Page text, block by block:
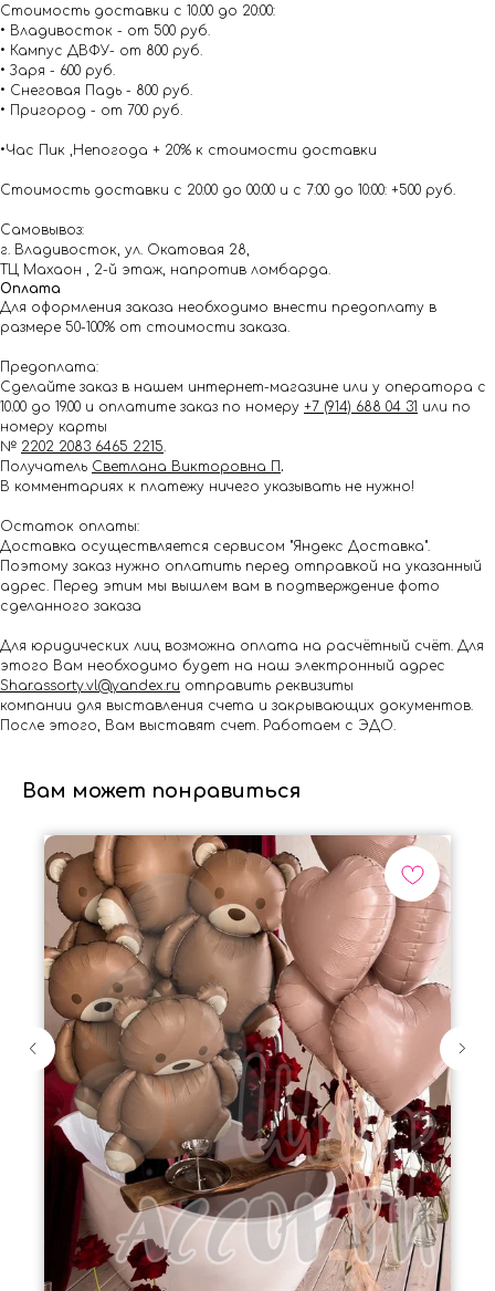
Стоимость доставки с 10.00 до 20:00:
• Владивосток - от 500 руб.
• Кампус ДВФУ- от 800 руб.
• Заря - 600 руб.
• Снеговая Падь - 800 руб.
• Пригород - от 700 руб.
•Час Пик ,Непогода + 20% к стоимости доставки
Стоимость доставки с 20:00 до 00:00 и с 7:00 до 10:00: +500 руб.
Самовывоз:
г. Владивосток, ул. Окатовая 28,
ТЦ Махаон , 2-й этаж, напротив ломбарда.
Оплата
Для оформления заказа необходимо внести предоплату в
размере 50-100% от стоимости заказа.
Предоплата:
Сделайте заказ в нашем интернет-магазине или у оператора с
10.00 до 19.00 и оплатите заказ по номеру +7 (914) 688 04 31 или по
номеру карты
№ 2202 2083 6465 2215.
Получатель Светлана Викторовна П .
В комментариях к платежу ничего указывать не нужно!
Остаток оплаты:
Доставка осуществляется сервисом "Яндекс Доставка".
Поэтому заказ нужно оплатить перед отправкой на указанный
адрес. Перед этим мы вышлем вам в подтверждение фото
сделанного заказа
Для юридических лиц возможна оплата на расчётный счёт. Для
этого Вам необходимо будет на наш электронный адрес
Shar.assorty.vl@yandex.ru отправить реквизиты
компании для выставления счета и закрывающих документов.
После этого, Вам выставят счет. Работаем с ЭДО.
Вам может понравиться